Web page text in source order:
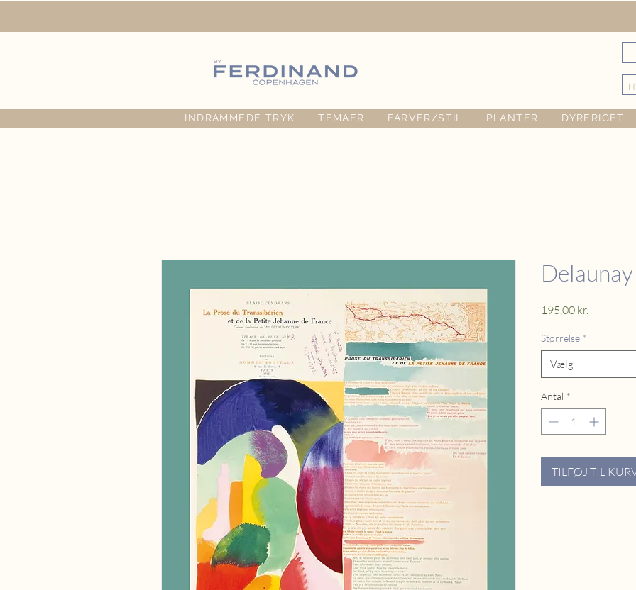
INDRAMMEDE TRYK TEMAER FARVER/STIL PLANTER DYRERIGET
Delaunay
195,00 kr.
Størrelse *
Vælg
Antal *
TILFØJ TIL